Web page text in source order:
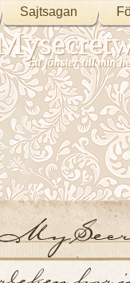
Sajtsagan
Ett fönster till min